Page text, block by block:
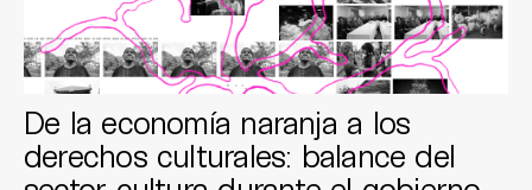
De la economía naranja a los
derechos culturales: balance del